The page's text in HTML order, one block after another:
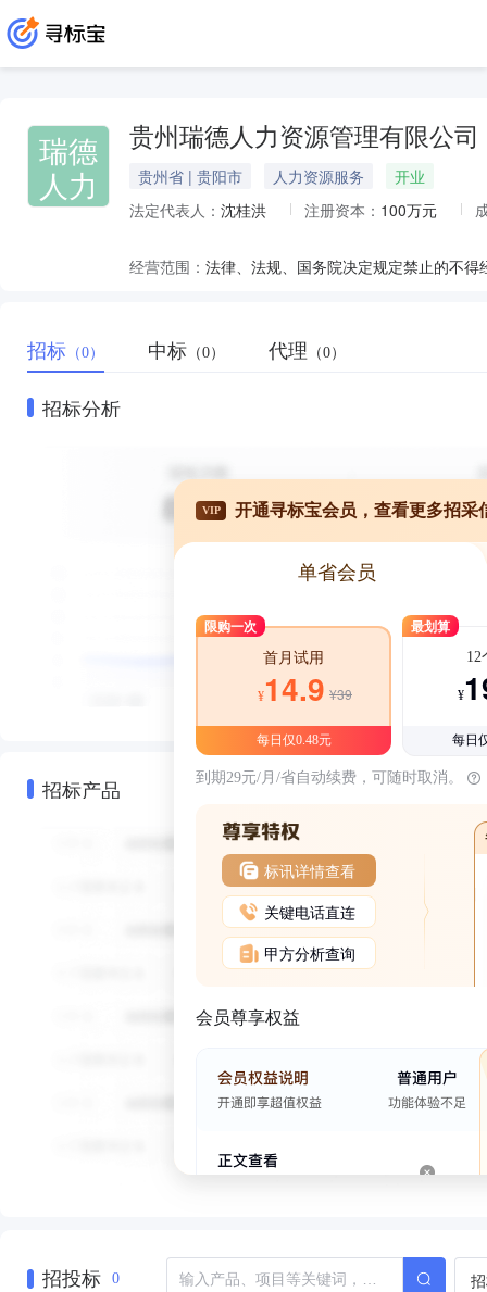
瑞德
人力
贵州瑞德人力资源管理有限公司
贵州省 | 贵阳市 人力资源服务
开业
法定代表人： 沈桂洪 注册资本： 100万元
经营范围：
招标 （0） 中标 （0） 代理 （0）
招标分析
招标产品
VIP 开通寻标宝会员，查看更多招采
单省会员
限购一次
首月试用
¥14.9 ¥39
每日仅0.48元
最划算
12
¥
每日
到期29元/月/省自动续费，可随时取消。
标讯详情查看
关键电话直连
甲方分析查询
会员尊享权益
招投标 0